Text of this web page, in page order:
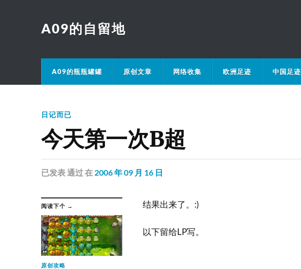
A09的自留地
A09的瓶瓶罐罐 原创文章 网络收集 欧洲足迹 中国足迹
日记而已
今天第一次B超
已发表通过在 2006 年 09 月 16 日
阅读下个 →
原创攻略
结果出来了。:)
以下留给LP写。